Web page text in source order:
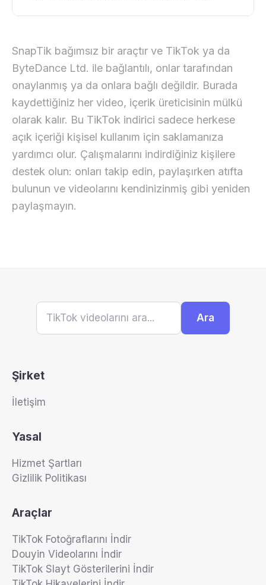
SnapTik bağımsız bir araçtır ve TikTok ya da
ByteDance Ltd. ile bağlantılı, onlar tarafından
onaylanmış ya da onlara bağlı değildir. Burada
kaydettiğiniz her video, içerik üreticisinin mülkü
olarak kalır. Bu TikTok indirici sadece herkese
açık içeriği kişisel kullanım için saklamanıza
yardımcı olur. Çalışmalarını indirdiğiniz kişilere
destek olun: onları takip edin, paylaşırken atıfta
bulunun ve videolarını kendinizinmiş gibi yeniden
paylaşmayın.
Ara
Şirket
İletişim
Yasal
Hizmet Şartları
Gizlilik Politikası
Araçlar
TikTok Fotoğraflarını İndir
Douyin Videolarını İndir
TikTok Slayt Gösterilerini İndir